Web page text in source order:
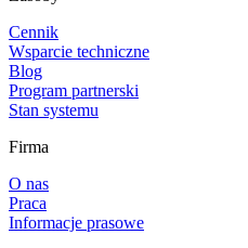
Cennik
Wsparcie techniczne
Blog
Program partnerski
Stan systemu
Firma
O nas
Praca
Informacje prasowe